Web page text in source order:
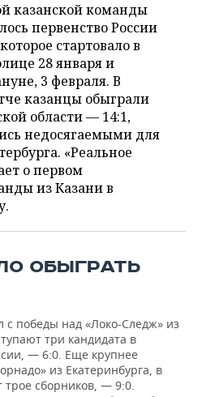
казанской команды
первенство России
стартовало в
28 января и
3 февраля. В
казанцы обыграли
области — 14:1,
недосягаемыми для
«Реальное
о первом
из Казани в
ОБЫГРАТЬ
с победы над «Локо-Следж» из
три кандидата в
— 6:0. Еще крупнее
из Екатеринбурга, в
трое сборников, — 9:0.